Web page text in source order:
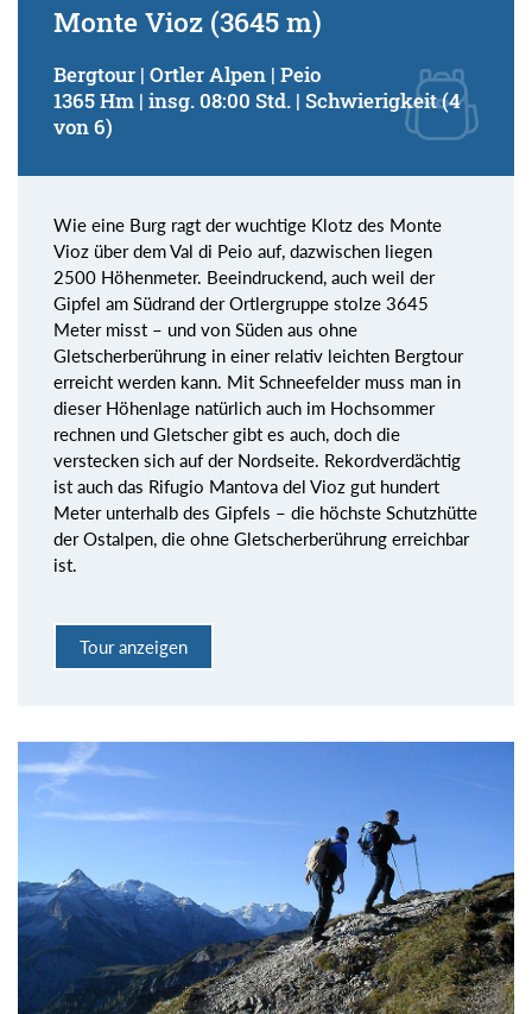
Monte Vioz (3645 m)
Bergtour | Ortler Alpen | Peio
1365 Hm | insg. 08:00 Std. | Schwierigkeit (4
von 6)
Wie eine Burg ragt der wuchtige Klotz des Monte
Vioz über dem Val di Peio auf, dazwischen liegen
2500 Höhenmeter. Beeindruckend, auch weil der
Gipfel am Südrand der Ortlergruppe stolze 3645
Meter misst – und von Süden aus ohne
Gletscherberührung in einer relativ leichten Bergtour
erreicht werden kann. Mit Schneefelder muss man in
dieser Höhenlage natürlich auch im Hochsommer
rechnen und Gletscher gibt es auch, doch die
verstecken sich auf der Nordseite. Rekordverdächtig
ist auch das Rifugio Mantova del Vioz gut hundert
Meter unterhalb des Gipfels – die höchste Schutzhütte
der Ostalpen, die ohne Gletscherberührung erreichbar
ist.
Tour anzeigen